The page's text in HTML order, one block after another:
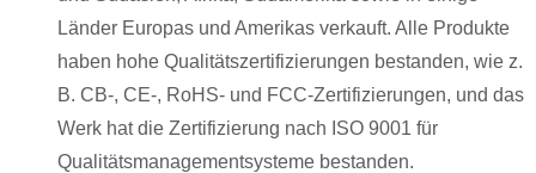
Länder Europas und Amerikas verkauft. Alle Produkte
haben hohe Qualitätszertifizierungen bestanden, wie z.
B. CB-, CE-, RoHS- und FCC-Zertifizierungen, und das
Werk hat die Zertifizierung nach ISO 9001 für
Qualitätsmanagementsysteme bestanden.